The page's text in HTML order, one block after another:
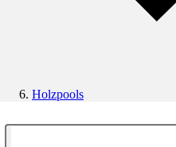
Holzpools